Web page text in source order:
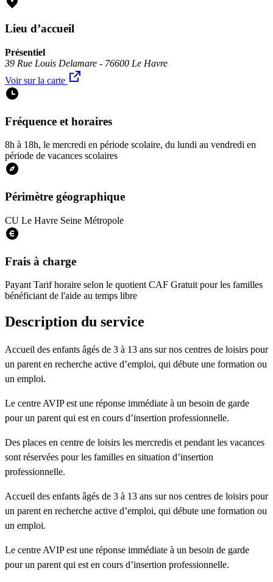
Lieu d’accueil
Présentiel
39 Rue Louis Delamare - 76600 Le Havre
Voir sur la carte
Fréquence et horaires
8h à 18h, le mercredi en période scolaire, du lundi au vendredi en
période de vacances scolaires
Périmètre géographique
CU Le Havre Seine Métropole
Frais à charge
Payant Tarif horaire selon le quotient CAF Gratuit pour les familles
bénéficiant de l'aide au temps libre
Description du service
Accueil des enfants âgés de 3 à 13 ans sur nos centres de loisirs pour
un parent en recherche active d’emploi, qui débute une formation ou
un emploi.
Le centre AVIP est une réponse immédiate à un besoin de garde
pour un parent qui est en cours d’insertion professionnelle.
Des places en centre de loisirs les mercredis et pendant les vacances
sont réservées pour les familles en situation d’insertion
professionnelle.
Accueil des enfants âgés de 3 à 13 ans sur nos centres de loisirs pour
un parent en recherche active d’emploi, qui débute une formation ou
un emploi.
Le centre AVIP est une réponse immédiate à un besoin de garde
pour un parent qui est en cours d’insertion professionnelle.